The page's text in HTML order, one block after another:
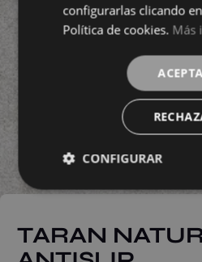
TARAN
configurarlas clicando
Política de cookies. Más
CONFIGURAR